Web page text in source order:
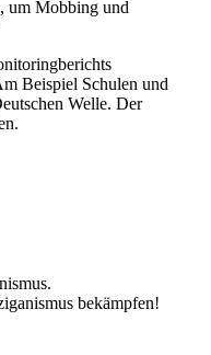
um Mobbing und
Beispiel Schulen und
Welle. Der
bekämpfen!